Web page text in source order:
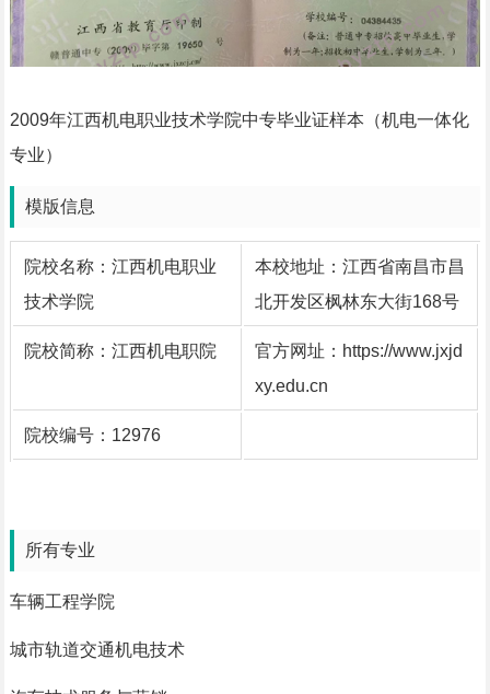
2009年江西机电职业技术学院中专毕业证样本（机电一体化
专业）
模版信息
院校名称： 江西机电职业
技术学院
本校地址：江西省南昌市昌
北开发区枫林东大街168号
院校简称：江西机电职院
官方网址：https://www.jxjd
xy.edu.cn
院校编号：12976
所有专业
车辆工程学院
城市轨道交通机电技术